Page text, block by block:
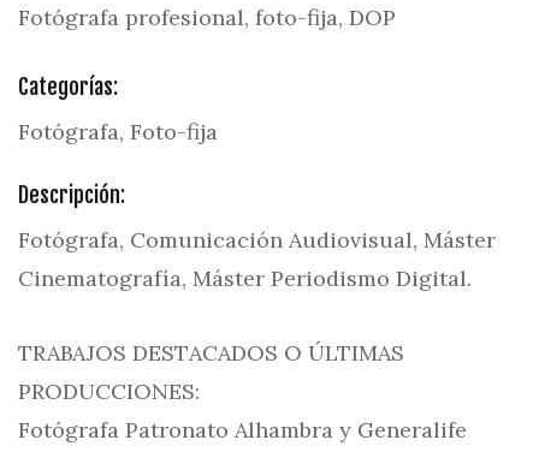
Fotógrafa profesional, foto-fija, DOP
Categorías:
Fotógrafa, Foto-fija
Descripción:
Fotógrafa, Comunicación Audiovisual, Máster
Cinematografía, Máster Periodismo Digital.
TRABAJOS DESTACADOS O ÚLTIMAS
PRODUCCIONES:
Fotógrafa Patronato Alhambra y Generalife